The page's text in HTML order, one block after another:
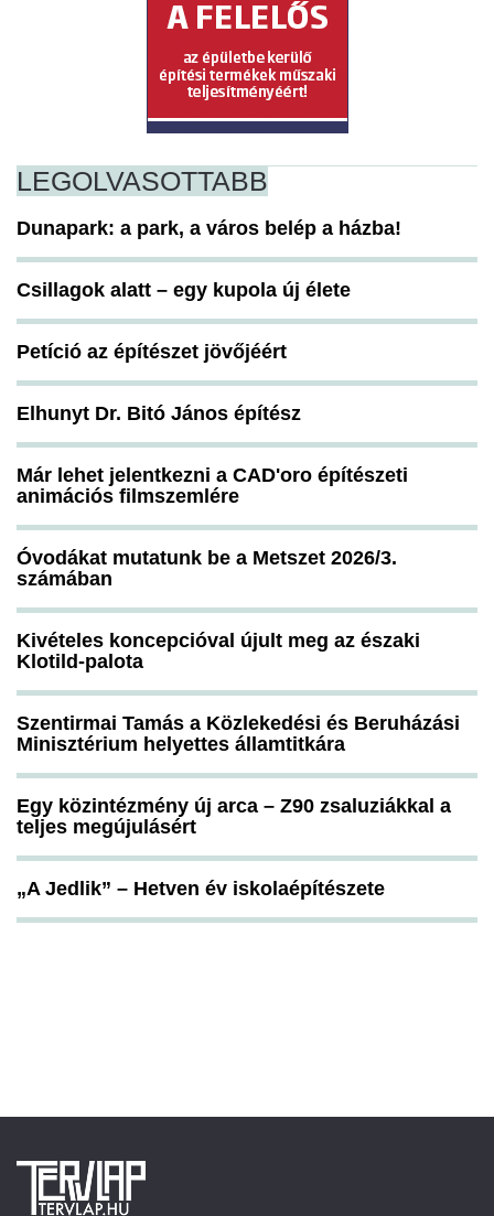
LEGOLVASOTTABB
Dunapark: a park, a város belép a házba!
Csillagok alatt – egy kupola új élete
Petíció az építészet jövőjéért
Elhunyt Dr. Bitó János építész
Már lehet jelentkezni a CAD'oro építészeti
animációs filmszemlére
Óvodákat mutatunk be a Metszet 2026/3.
számában
Kivételes koncepcióval újult meg az északi
Klotild-palota
Szentirmai Tamás a Közlekedési és Beruházási
Minisztérium helyettes államtitkára
Egy közintézmény új arca – Z90 zsaluziákkal a
teljes megújulásért
„A Jedlik” – Hetven év iskolaépítészete